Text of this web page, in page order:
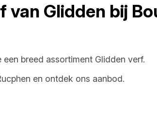
van Glidden bij
een breed assortiment Glidden verf.
en ontdek ons aanbod.